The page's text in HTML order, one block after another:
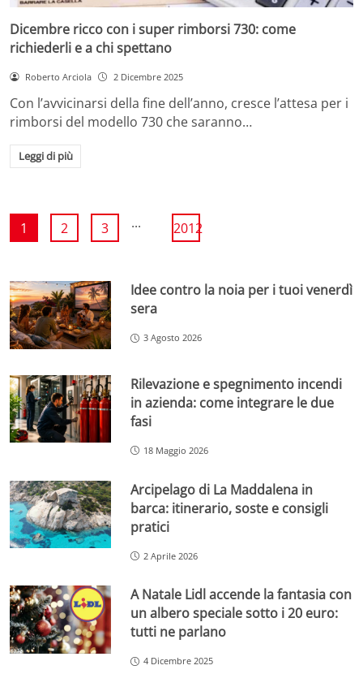
Dicembre ricco con i super rimborsi 730: come
richiederli e a chi spettano
Roberto Arciola 2 Dicembre 2025
Con l’avvicinarsi della fine dell’anno, cresce l’attesa per i
rimborsi del modello 730 che saranno…
Leggi di più
1 2 3 ... 2012
Idee contro la noia per i tuoi venerdì
sera
3 Agosto 2026
Rilevazione e spegnimento incendi
in azienda: come integrare le due
fasi
18 Maggio 2026
Arcipelago di La Maddalena in
barca: itinerario, soste e consigli
pratici
2 Aprile 2026
A Natale Lidl accende la fantasia con
un albero speciale sotto i 20 euro:
tutti ne parlano
4 Dicembre 2025